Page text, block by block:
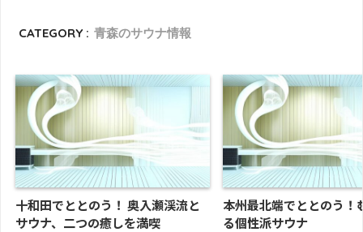
CATEGORY : 青森のサウナ情報
十和田でととのう！ 奥入瀬渓流と
サウナ、二つの癒しを満喫
本州最北端でととのう！
る個性派サウナ